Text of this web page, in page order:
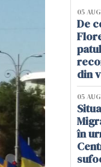
05
De
din
05
în